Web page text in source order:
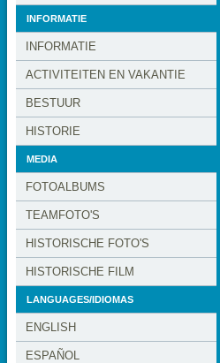
INFORMATIE
INFORMATIE
ACTIVITEITEN EN VAKANTIE
BESTUUR
HISTORIE
MEDIA
FOTOALBUMS
TEAMFOTO'S
HISTORISCHE FOTO'S
HISTORISCHE FILM
LANGUAGES/IDIOMAS
ENGLISH
ESPAÑOL